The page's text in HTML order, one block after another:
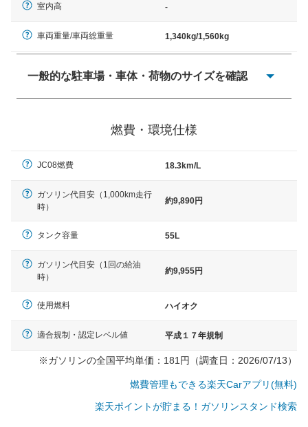
室内高 -
車両重量/車両総重量 1,340kg/1,560kg
一般的な駐車場・車体・荷物のサイズを確認
× 長さ 5,000mm 車路幅 5,000mmというサイズが標準値
燃費・環境仕様
JC08燃費 18.3km/L
ガソリン代目安（1,000km走行
時）
約9,890円
タンク容量 55L
ガソリン代目安（1回の給油
時）
約9,955円
使用燃料 ハイオク
適合規制・認定レベル値 平成１７年規制
※ガソリンの全国平均単価：181円（調査日：2026/07/13）
燃費管理もできる楽天Carアプリ(無料)
楽天ポイントが貯まる！ガソリンスタンド検索